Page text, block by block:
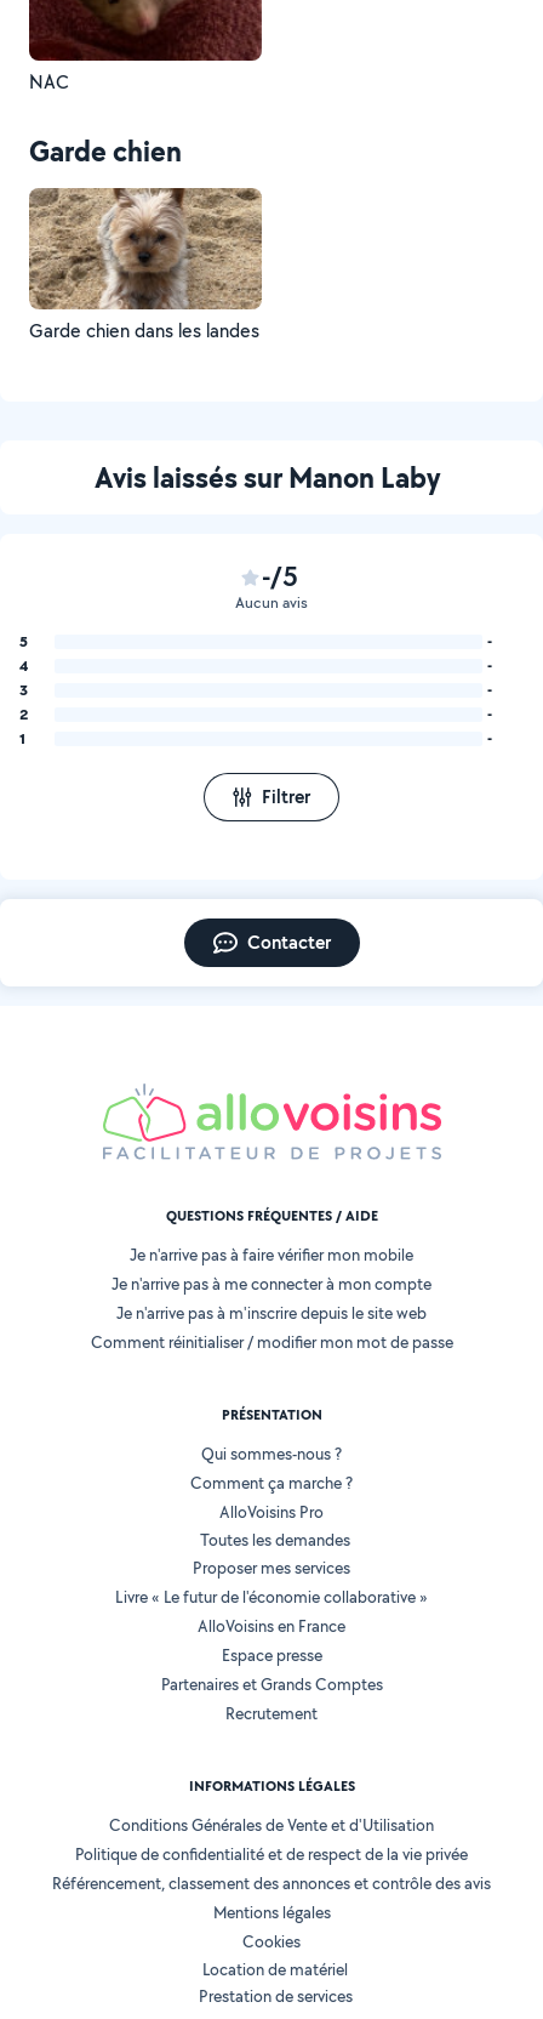
NAC
Garde chien
Garde chien dans les landes
Avis laissés sur Manon Laby
-/5
Aucun avis
5
-
4
-
3
-
2
-
1
-
Filtrer
Contacter
QUESTIONS FRÉQUENTES / AIDE
Je n'arrive pas à faire vérifier mon mobile
Je n'arrive pas à me connecter à mon compte
Je n'arrive pas à m'inscrire depuis le site web
Comment réinitialiser / modifier mon mot de passe
PRÉSENTATION
Qui sommes-nous ?
Comment ça marche ?
AlloVoisins Pro
Toutes les demandes
Proposer mes services
Livre « Le futur de l'économie collaborative »
AlloVoisins en France
Espace presse
Partenaires et Grands Comptes
Recrutement
INFORMATIONS LÉGALES
Conditions Générales de Vente et d'Utilisation
Politique de confidentialité et de respect de la vie privée
Référencement, classement des annonces et contrôle des avis
Mentions légales
Cookies
Location de matériel
Prestation de services